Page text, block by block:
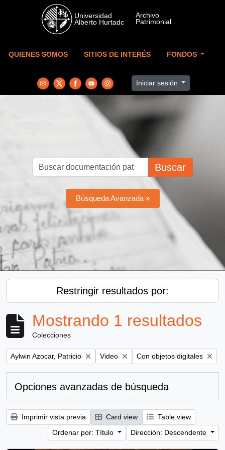
Skip to main content
QUIENES SOMOS SITIOS DE INTERÉS FONDOS
Iniciar sesión
Buscar
Búsqueda Avanzada »
Restringir resultados por:
Mostrando 1 resultados
Colecciones
Remove filter:
Aylwin Azocar, Patricio Remove filter:
Video Remove filter:
Con objetos digitales
Opciones avanzadas de búsqueda
Imprimir vista previa Card view
Table view
Ordenar por: Título
Dirección: Descendente